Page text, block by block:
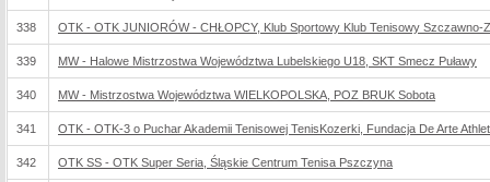
338 OTK - OTK JUNIORÓW - CHŁOPCY, Klub Sportowy Klub Tenisowy Szczawno-
339 MW - Halowe Mistrzostwa Województwa Lubelskiego U18, SKT Smecz Puławy
340 MW - Mistrzostwa Województwa WIELKOPOLSKA, POZ BRUK Sobota
341 OTK - OTK-3 o Puchar Akademii Tenisowej TenisKozerki, Fundacja De Arte
342 OTK SS - OTK Super Seria, Śląskie Centrum Tenisa Pszczyna